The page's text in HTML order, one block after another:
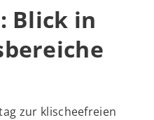
Blick in
zur klischeefreien